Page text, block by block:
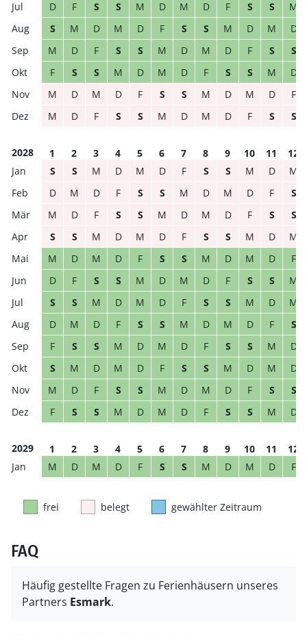
D F S S M D M D F S S
M
S
M D M D F S S M D M
D
M
D F S S M D M D F S
S
F
S S M D M D F S S M
D
M
D M D F S S M D M D
F
M
D F S S M D M D F S S
2028 1 2 3 4 5 6 7 8 9 10 11
12
S
S M D M D F S S M D
M
D
M D F S S M D M D F
S
M
D F S S M D M D F S
S
S
S M D M D F S S M D
M
M
D M D F S S M D M D
F
D
F S S M D M D F S S
M
S
S M D M D F S S M D
M
D
M D F S S M D M D F
S
F
S S M D M D F S S M
D
S
M D M D F S S M D M
D
M
D F S S M D M D F S
S
F
S S M D M D F S S M D
2029 1 2 3 4 5 6 7 8 9 10 11
12
M
D M D F S S M D M D F
frei belegt gewählter Zeitraum
FAQ
Häufig gestellte Fragen zu Ferienhäusern unseres
Partners Esmark.